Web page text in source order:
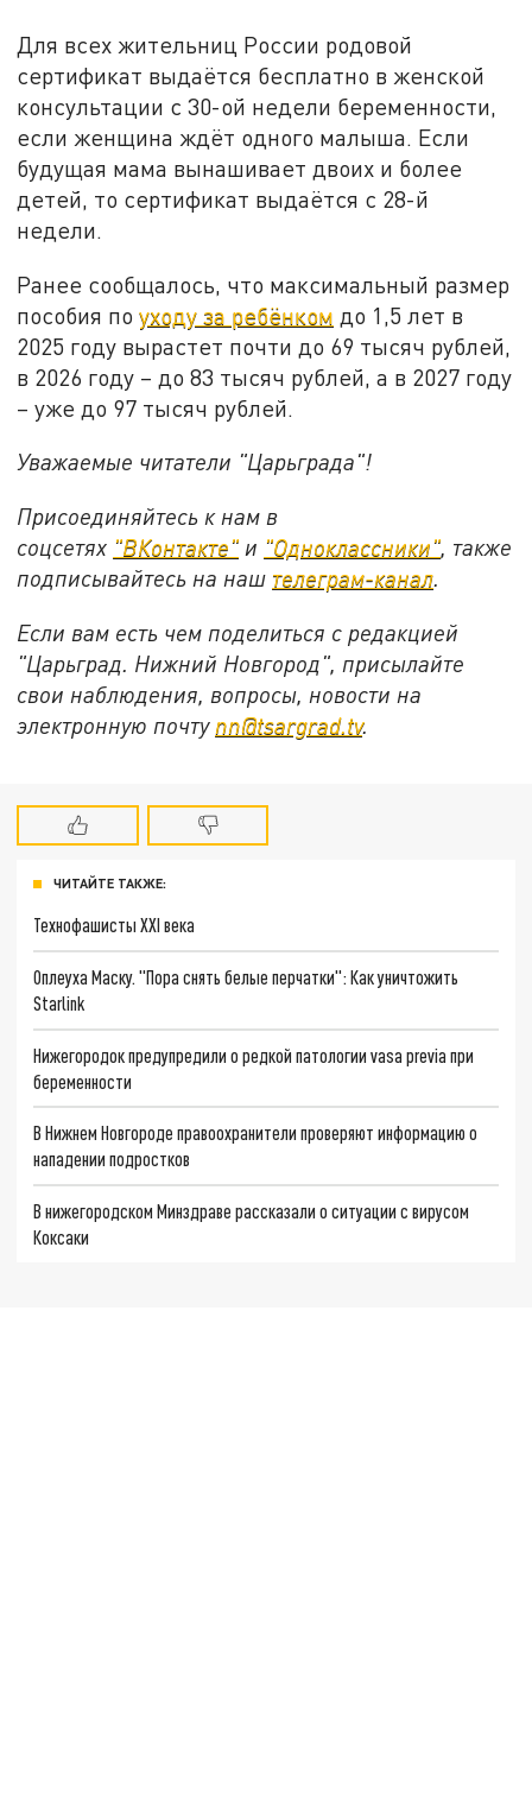
Для всех жительниц России родовой
сертификат выдаётся бесплатно в женской
консультации с 30-ой недели беременности,
если женщина ждёт одного малыша. Если
будущая мама вынашивает двоих и более
детей, то сертификат выдаётся с 28-й
недели.
Ранее сообщалось, что максимальный размер
пособия поуходу за ребёнком до 1,5 лет в
2025 году вырастет почти до 69 тысяч рублей,
в 2026 году – до 83 тысяч рублей, а в 2027 году
– уже до 97 тысяч рублей.
Уважаемые читатели "Царьграда"!
Присоединяйтесь к нам в
соцсетях "ВКонтакте" и "Одноклассники", также
подписывайтесь на наш телеграм-канал.
Если вам есть чем поделиться с редакцией
"Царьград. Нижний Новгород", присылайте
свои наблюдения, вопросы, новости на
электронную почту nn@tsargrad.tv.
ЧИТАЙТЕ ТАКЖЕ:
Технофашисты XXI века
Оплеуха Маску. "Пора снять белые перчатки": Как уничтожить
Starlink
Нижегородок предупредили о редкой патологии vasa previa при
беременности
В Нижнем Новгороде правоохранители проверяют информацию о
нападении подростков
В нижегородском Минздраве рассказали о ситуации с вирусом
Коксаки